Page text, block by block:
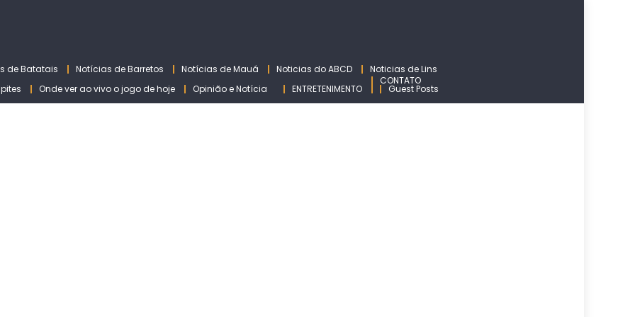
de Batatais Notícias de Barretos Notícias de Mauá Noticias do ABCD
Noticias de Lins
Onde ver ao vivo o jogo de hoje Opinião e Notícia ENTRETENIMENTO
CONTATO
Guest Posts